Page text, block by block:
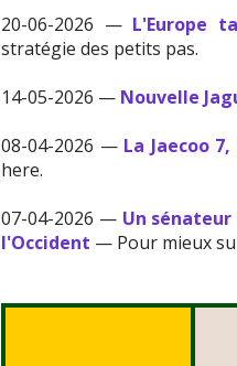
20-06-2026 — L'Europe
stratégie des petits pas.
14-05-2026 — Nouvelle
08-04-2026 — La Jaecoo
here.
07-04-2026 — Un
l'Occident — Pour mieux